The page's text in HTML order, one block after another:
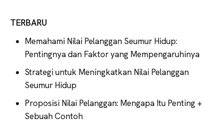
TERBARU
Memahami Nilai Pelanggan Seumur Hidup:
Pentingnya dan Faktor yang Mempengaruhinya
Strategi untuk Meningkatkan Nilai Pelanggan
Seumur Hidup
Proposisi Nilai Pelanggan: Mengapa Itu Penting +
Sebuah Contoh